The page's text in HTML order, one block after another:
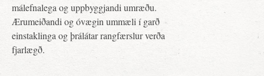
málefnalega og uppbyggjandi umræðu.
Ærumeiðandi og óvægin ummæli í garð
einstaklinga og þrálátar rangfærslur verða
fjarlægð.